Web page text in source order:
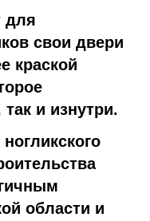
для
свои двери
краской
и изнутри.
области и